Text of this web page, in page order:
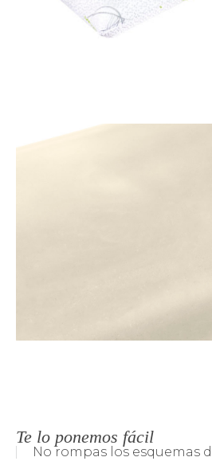
Te lo ponemos fácil
No rompas los esquemas